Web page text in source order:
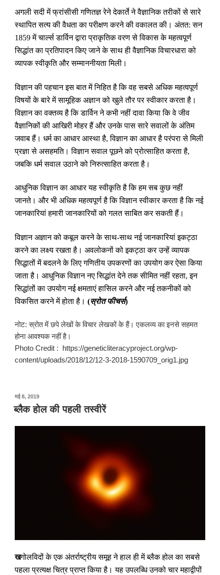
अगली सदी में फ्रांसीसी गणितज्ञ रेने देकार्ते ने वैज्ञानिक तरीकों से सारे
स्थापित सत्य की वैधता का परीक्षण करने की वकालत की। अंतत: सन
1859 में चार्ल्स डार्विन द्वारा प्राकृतिक वरण से विकास के महत्वपूर्ण
सिद्धांत का प्रतिपादन किए जाने के साथ ही वैज्ञानिक विचारधारा को
व्यापक स्वीकृति और सम्माननीयता मिली।
विज्ञान की पहचान इस बात में निहित है कि वह सबसे अधिक महत्वपूर्ण
विषयों के बारे में सामूहिक अज्ञान को खुले तौर पर स्वीकार करता है।
विज्ञान का वक्तव्य है कि डार्विन ने कभी नहीं दावा किया कि वे जीव
वैज्ञानिकों की आखिरी मोहर हैं और उनके पास सारे सवालों के अंतिम
जवाब हैं। धर्म का आधार आस्था है,विज्ञान का आधार है परंपरा से मिली
प्रज्ञा से असहमति। विज्ञान सवाल पूछने को प्रोत्साहित करता है,
जबकि धर्म सवाल उठाने को निरुत्साहित करता है।
आधुनिक विज्ञान का आधार यह स्वीकृति है कि हम सब कुछ नहीं
जानते। और भी अधिक महत्वपूर्ण है कि विज्ञान स्वीकार करता है कि नई
जानकारियां हमारी जानकारियों को गलत साबित कर सकती हैं।
विज्ञान अज्ञान को कबूल करने के साथ-साथ नई जानकारियां इकट्ठा
करने का लक्ष्य रखता है। अवलोकनों को इकट्ठा कर उन्हें व्यापक
सिद्धातों में बदलने के लिए गणितीय उपकरणों का उपयोग कर ऐसा किया
जाता है। आधुनिक विज्ञान नए सिद्धांत देने तक सीमित नहीं रहता,इन
सिद्धांतों का उपयोग नई क्षमताएं हासिल करने और नई तकनीकों को
विकसित करने में होता है। (स्रोत फीचर्स)
नोट: स्रोत में छपे लेखों के विचार लेखकों के हैं। एकलव्य का इनसे सहमत
होना आवश्यक नहीं है।
Photo Credit : https://geneticliteracyproject.org/wp-
content/uploads/2018/12/12-3-2018-1590709_orig1.jpg
मई 8, 2019पर
प्रकाशित
किया
ब्लैक होल की पहली तस्वीरें
खगोलविदों के एक अंतर्राष्ट्रीय समूह ने हाल ही में ब्लैक होल का सबसे
पहला प्रत्यक्ष चित्र प्राप्त किया है। यह उपलब्धि उनको चार महाद्वीपों